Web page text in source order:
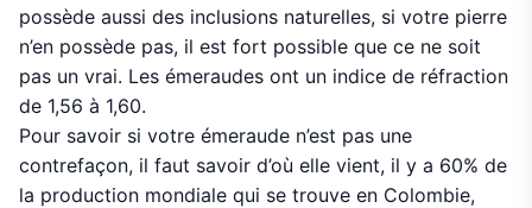
possède aussi des inclusions naturelles, si votre pierre
n’en possède pas, il est fort possible que ce ne soit
pas un vrai. Les émeraudes ont un indice de réfraction
de 1,56 à 1,60.
Pour savoir si votre émeraude n’est pas une
contrefaçon, il faut savoir d’où elle vient, il y a 60% de
la production mondiale qui se trouve en Colombie,